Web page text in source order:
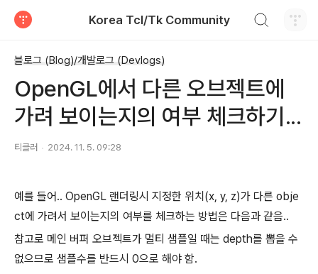
Korea Tcl/Tk Community
블로그 (Blog)/개발로그 (Devlogs)
OpenGL에서 다른 오브젝트에
가려 보이는지의 여부 체크하기...
티클러 2024. 11. 5. 09:28
예를 들어.. OpenGL 랜더링시 지정한 위치(x, y, z)가 다른 obje
ct에 가려서 보이는지의 여부를 체크하는 방법은 다음과 같음..
참고로 메인 버퍼 오브젝트가 멀티 샘플일 때는 depth를 뽑을 수
없으므로 샘플수를 반드시 0으로 해야 함.